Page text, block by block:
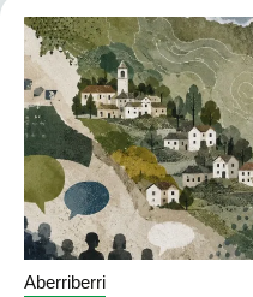
Aberriberri